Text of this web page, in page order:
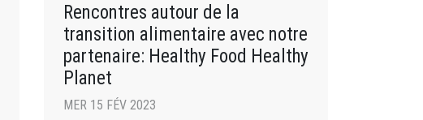
Rencontres autour de la
transition alimentaire avec notre
partenaire: Healthy Food Healthy
Planet
MER 15 FÉV 2023